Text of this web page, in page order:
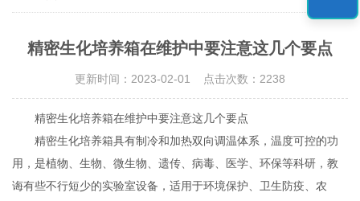
精密生化培养箱在维护中要注意这几个要点
更新时间：2023-02-01 点击次数：2238
精密生化培养箱在维护中要注意这几个要点
精密生化培养箱具有制冷和加热双向调温体系，温度可控的功
用，是植物、生物、微生物、遗传、病毒、医学、环保等科研，教
诲有些不行短少的实验室设备，适用于环境保护、卫生防疫、农